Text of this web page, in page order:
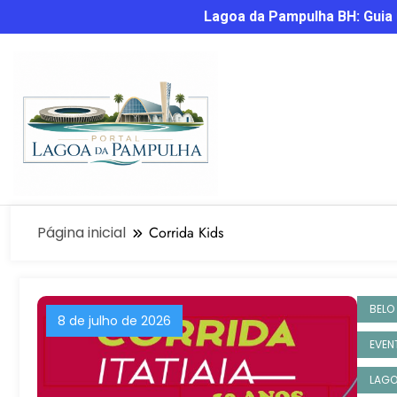
Lagoa da Pampulha BH:
Página inicial Corrida Kids
8 de julho de 2026